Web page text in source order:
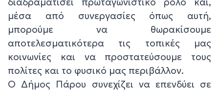
μέσα από συνεργασίες όπως αυτή,
μπορούμε να θωρακίσουμε
αποτελεσματικότερα τις τοπικές μας
κοινωνίες και να προστατεύσουμε τους
πολίτες και το φυσικό μας περιβάλλον.
Ο Δήμος Πάρου συνεχίζει να επενδύει σε